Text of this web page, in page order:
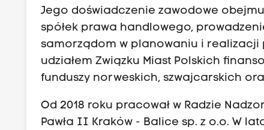
Jego doświadczenie zawodowe
spółek prawa handlowego,
samorządom w planowaniu i realizacji
udziałem Związku Miast Polskich
funduszy norweskich, szwajcarskich
Od 2018 roku pracował w Radzie
Pawła II Kraków - Balice sp. z o.o. W